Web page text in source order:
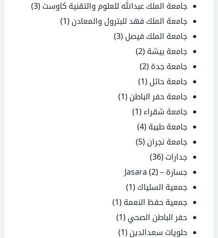
جامعة الملك عبدالله للعلوم والتقنية كاوست (3)
جامعة الملك فهد للبترول والمعادن (1)
جامعة الملك فيصل (3)
جامعة بيشة (2)
جامعة جدة (2)
جامعة حائل (1)
جامعة حفر الباطن (1)
جامعة شقراء (1)
جامعة طيبة (4)
جامعة نجران (5)
جدارات (36)
جسارة – Jasara(2)
جمعية السلياك (1)
جمعية حفظ النعمة (1)
حفر الباطن الصحي (1)
حلويات سعدالدين (1)